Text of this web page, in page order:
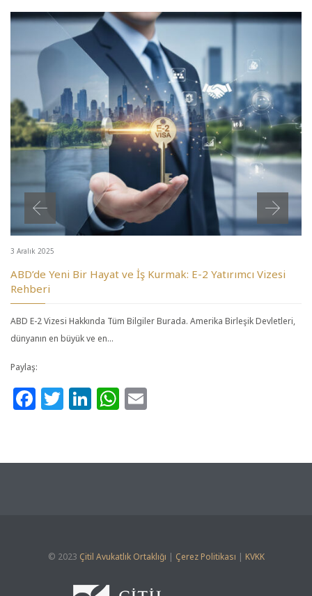
3 Aralık 2025
ABD’de Yeni Bir Hayat ve İş Kurmak: E-2 Yatırımcı Vizesi
Rehberi
ABD E-2 Vizesi Hakkında Tüm Bilgiler Burada. Amerika Birleşik Devletleri,
dünyanın en büyük ve en…
Paylaş:
Facebook
Twitter
LinkedIn
WhatsApp
© 2023 Çitil Avukatlık Ortaklığı | Çerez Politikası | KVKK